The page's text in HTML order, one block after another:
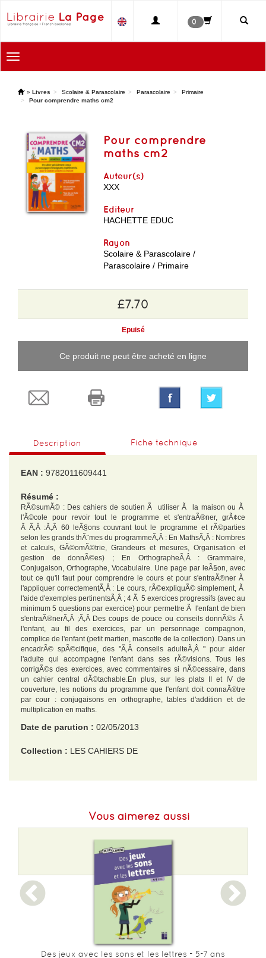
0
Toggle
navigation
' » Livres Scolaire & Parascolaire Parascolaire
Primaire
Pour comprendre maths cm2
Pour comprendre
maths cm2
Auteur(s)
XXX
Editeur
HACHETTE EDUC
Rayon
Scolaire & Parascolaire /
Parascolaire / Primaire
£7.70
Epuisé
Ce produit ne peut être acheté en ligne
Description Fiche technique
EAN : 9782011609441
Résumé :
RÃ©sumÃ© : Des cahiers de soutien Ã utiliser Ã la maison ou Ã
l'Ã©cole pour revoir tout le programme et s'entraÃ®ner, grÃ¢ce
Ã Ã‚Â :Ã‚Â 60 leÃ§ons couvrant tout le programme et rÃ©parties
selon les grands thÃ¨mes du programmeÃ‚Â : En MathsÃ‚Â : Nombres
et calculs, GÃ©omÃ©trie, Grandeurs et mesures, Organisation et
gestion de donnÃ©es) ; En OrthographeÃ‚Â : Grammaire,
Conjugaison, Orthographe, Vocabulaire. Une page par leÃ§on, avec
tout ce qu'il faut pour comprendre le cours et pour s'entraÃ®ner Ã
l'appliquer correctementÃ‚Â : Le cours, rÃ©expliquÃ© simplement, Ã
l'aide d'exemples pertinentsÃ‚Â ; 4 Ã 5 exercices progressifs (avec au
minimum 5 questions par exercice) pour permettre Ã l'enfant de bien
s'entraÃ®nerÃ‚Â ;Ã‚Â Des coups de pouce ou conseils donnÃ©s Ã
l'enfant, au fil des exercices, par un personnage compagnon,
complice de l'enfant (petit martien, mascotte de la collection). Dans un
encadrÃ© spÃ©cifique, des "Ã‚Â conseils adulteÃ‚Â " pour aider
l'adulte qui accompagne l'enfant dans ses rÃ©visions. Tous les
corrigÃ©s des exercices, avec commentaires si nÃ©cessaire, dans
un cahier central dÃ©tachable.En plus, sur les plats II et IV de
couverture, les notions du programme que l'enfant doit connaÃ®tre
par cour : conjugaisons en orthographe, tables d'addition et de
multiplication en maths.
Date de parution : 02/05/2013
Collection : LES CAHIERS DE
Vous aimerez aussi
Des jeux avec les sons et les lettres - 5-7 ans